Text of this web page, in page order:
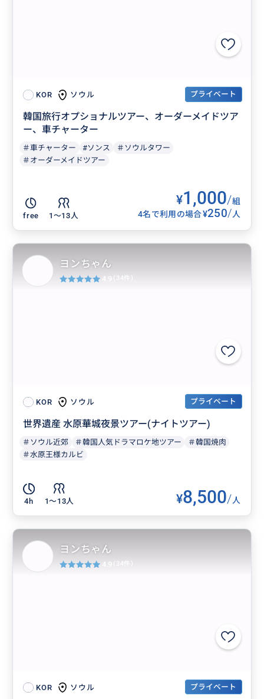
KOR ソウル プライベート
韓国旅行オプショナルツアー、オーダーメイドツア
ー、車チャーター
＃車チャーター #ソンス
＃ソウルタワー
＃オーダーメイドツアー
free 1〜13人
¥1,000/組
4名で利用の場合¥250/人
KOR ソウル プライベート
世界遺産 水原華城夜景ツアー(ナイトツアー)
＃ソウル近郊 ＃韓国人気ドラマロケ地ツアー
＃韓国焼肉
＃水原王様カルビ
4h 1〜13人 ¥8,500/人
ヨンちゃん
4.9 (34件)
KOR ソウル プライベート
ヨンちゃん
4.9 (34件)